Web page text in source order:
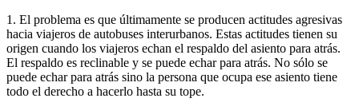
1. El problema es que últimamente se producen actitudes agresivas
hacia viajeros de autobuses interurbanos. Estas actitudes tienen su
origen cuando los viajeros echan el respaldo del asiento para atrás.
El respaldo es reclinable y se puede echar para atrás. No sólo se
puede echar para atrás sino la persona que ocupa ese asiento tiene
todo el derecho a hacerlo hasta su tope.